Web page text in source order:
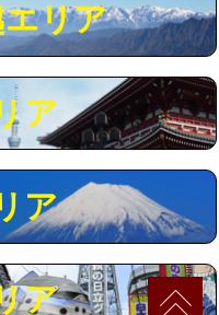
+8,800円
11,000円~
55,000円
66,000円
27,500円
38,500円
27,500円
リア
ア
ア
ア